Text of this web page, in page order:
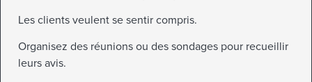
Les clients veulent se sentir compris.
Organisez des réunions ou des sondages pour recueillir
leurs avis.